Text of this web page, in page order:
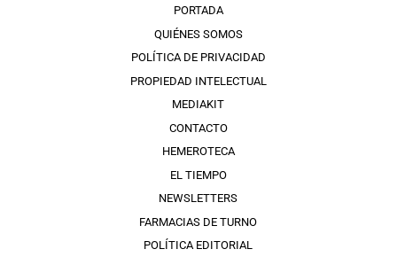
PORTADA
QUIÉNES SOMOS
POLÍTICA DE PRIVACIDAD
PROPIEDAD INTELECTUAL
MEDIAKIT
CONTACTO
HEMEROTECA
EL TIEMPO
NEWSLETTERS
FARMACIAS DE TURNO
POLÍTICA EDITORIAL